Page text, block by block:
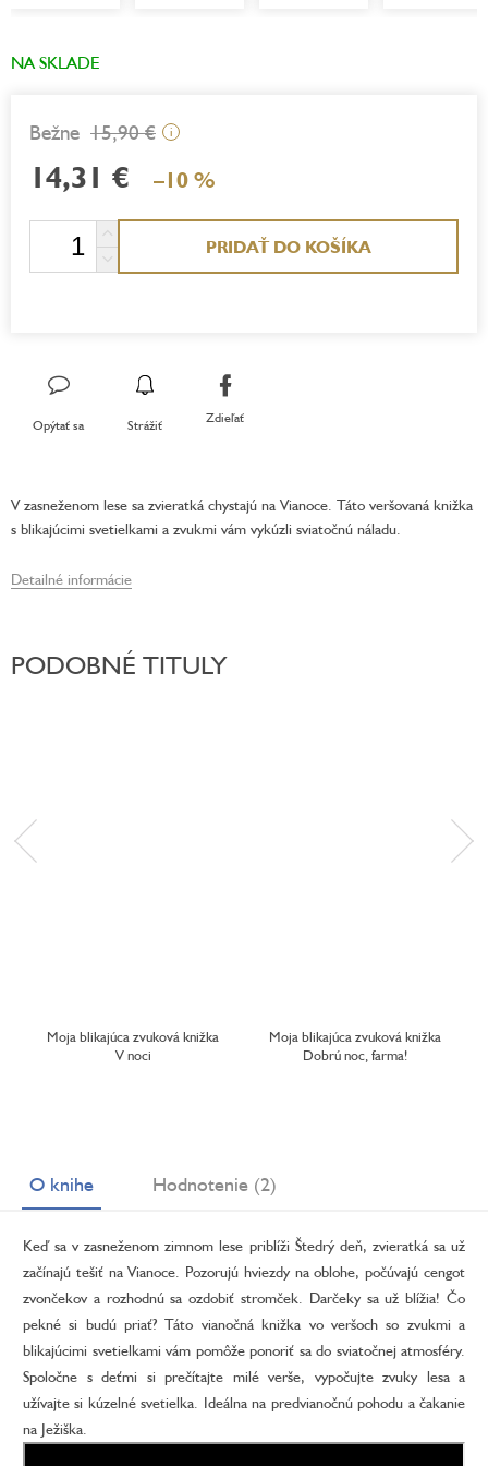
NA SKLADE
15,90 € i
14,31 € –10 %
PRIDAŤ DO KOŠÍKA
Opýtať sa Strážiť Zdieľať
V zasneženom lese sa zvieratká chystajú na Vianoce. Táto veršovaná knižka
s blikajúcimi svetielkami a zvukmi vám vykúzli sviatočnú náladu.
Detailné informácie
PODOBNÉ TITULY
Moja blikajúca zvuková knižka
V noci
Moja blikajúca zvuková knižka
Dobrú noc, farma!
O knihe Hodnotenie (2)
Keď sa v zasneženom zimnom lese priblíži Štedrý deň, zvieratká sa už
začínajú tešiť na Vianoce. Pozorujú hviezdy na oblohe, počúvajú cengot
zvončekov a rozhodnú sa ozdobiť stromček. Darčeky sa už blížia! Čo
pekné si budú priať? Táto vianočná knižka vo veršoch so zvukmi a
blikajúcimi svetielkami vám pomôže ponoriť sa do sviatočnej atmosféry.
Spoločne s deťmi si prečítajte milé verše, vypočujte zvuky lesa a
užívajte si kúzelné svetielka. Ideálna na predvianočnú pohodu a čakanie
na Ježiška.